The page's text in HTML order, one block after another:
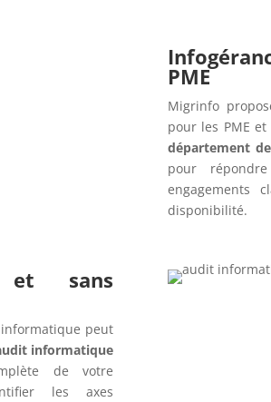
PME
Migrinfo
pour les PME
département
pour
engagements
disponibilité.
et sans
informatique peut
informatique
de votre
les axes